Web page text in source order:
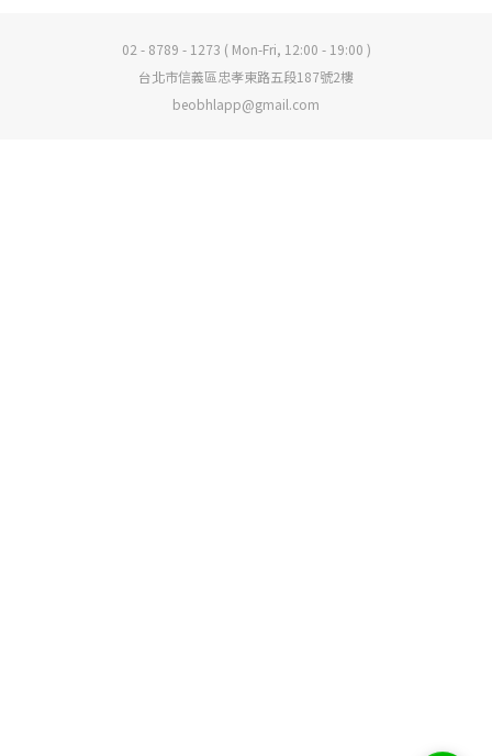
02 - 8789 - 1273 ( Mon-Fri, 12:00 - 19:00 )
台北市信義區忠孝東路五段187號2樓
beobhlapp@gmail.com